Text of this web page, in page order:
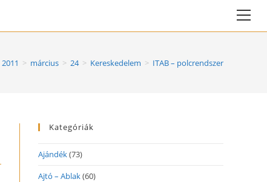
2011 > március > 24 > Kereskedelem > ITAB – polcrendszer
Kategóriák
Ajándék(73)
Ajtó – Ablak(60)